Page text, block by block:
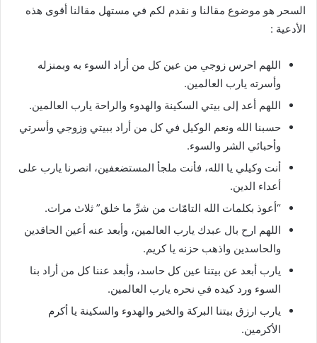
السحر هو موضوع مقالنا و نقدم لكم في مستهل مقالنا أقوى هذه
الأدعية :
اللهم احرس زوجي من عين كل من أراد السوء به وبمنزله
وأسرته يارب العالمين.
اللهم أعد إلى بيتي السكينة والهدوء والراحة يارب العالمين.
حسبنا الله ونعم الوكيل في كل من أراد ببيتي وزوجي وأسرتي
وأحبائي الشر والسوء.
أنت وكيلي يا الله، فأنت ملجأ المستضعفين، انصرنا يارب على
أعداء الدين.
“أعوذ بكلمات الله التامّات من شرِّ ما خلق” ثلاث مرات.
اللهم ارح بال عبدك يارب العالمين، وأبعد عنه أعين الحاقدين
والحاسدين واذهب حزنه يا كريم.
يارب أبعد عن بيتنا عين كل حاسد، وأبعد عننا كل من أراد بنا
السوء ورد كيده في نحره يارب العالمين.
يارب ارزق بيتنا البركة والخير والهدوء والسكينة يا أكرم
الأكرمين.